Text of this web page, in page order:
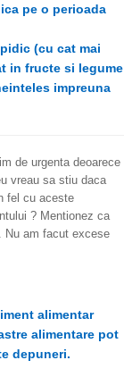
pe o perioada
(cu cat mai
in fructe si legume
impreuna
de urgenta deoarece
vreau sa stiu daca
fel cu aceste
? Mentionez ca
Nu am facut excese
alimentar
alimentare pot
depuneri.